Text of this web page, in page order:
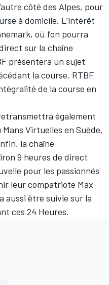
côté des Alpes, pour
à domicile. L’intérêt
où l’on pourra
sur la chaîne
présentera un sujet
la course. RTBF
de la course en
également
Virtuelles en Suède,
la chaîne
9 heures de direct
pour les passionnés
leur compatriote Max
aussi être suivie sur la
ces 24 Heures.